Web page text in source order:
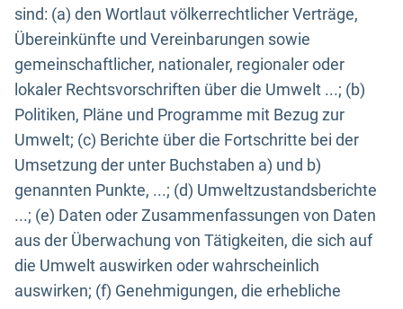
sind: (a) den Wortlaut völkerrechtlicher Verträge,
Übereinkünfte und Vereinbarungen sowie
gemeinschaftlicher, nationaler, regionaler oder
lokaler Rechtsvorschriften über die Umwelt ...; (b)
Politiken, Pläne und Programme mit Bezug zur
Umwelt; (c) Berichte über die Fortschritte bei der
Umsetzung der unter Buchstaben a) und b)
genannten Punkte, ...; (d) Umweltzustandsberichte
...; (e) Daten oder Zusammenfassungen von Daten
aus der Überwachung von Tätigkeiten, die sich auf
die Umwelt auswirken oder wahrscheinlich
auswirken; (f) Genehmigungen, die erhebliche